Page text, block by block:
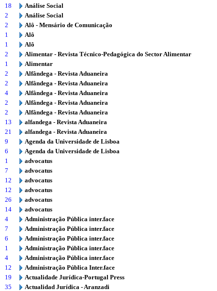
18
Análise Social
2
Análise Social
2
Alô - Mensário de Comunicação
1
Alô
1
Alô
2
Alimentar - Revista Técnico-Pedagógica do Sector Alimentar
1
Alimentar
2
Alfândega - Revista Aduaneira
2
Alfândega - Revista Aduaneira
4
Alfândega - Revista Aduaneira
2
Alfândega - Revista Aduaneira
2
Alfândega - Revista Aduaneira
13
alfandega - Revista Aduaneira
21
alfandega - Revista Aduaneira
9
Agenda da Universidade de Lisboa
6
Agenda da Universidade de Lisboa
1
advocatus
7
advocatus
12
advocatus
12
advocatus
26
advocatus
14
advocatus
4
Administração Pública inter.face
7
Administração Pública inter.face
6
Administração Pública inter.face
1
Administração Pública inter.face
4
Administração Pública inter.face
12
Administração Pública Inter.face
19
Actualidade Jurídica-Portugal Press
35
Actualidad Jurídica - Aranzadi